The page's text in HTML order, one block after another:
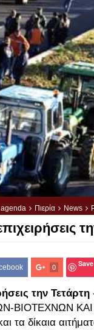
agenda Πιερία News
0 Save
την Τετάρτη
ΒΙΟΤΕΧΝΩΝ
τα δίκαια